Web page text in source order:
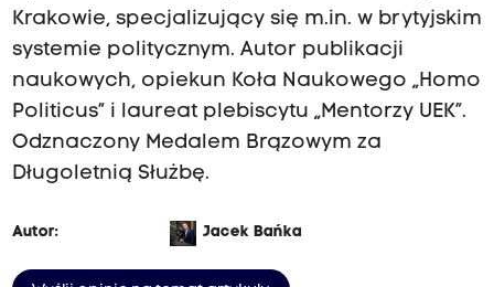
Krakowie, specjalizujący się m.in. w brytyjskim
systemie politycznym. Autor publikacji
naukowych, opiekun Koła Naukowego „Homo
Politicus” i laureat plebiscytu „Mentorzy UEK”.
Odznaczony Medalem Brązowym za
Długoletnią Służbę.
Autor: Jacek Bańka